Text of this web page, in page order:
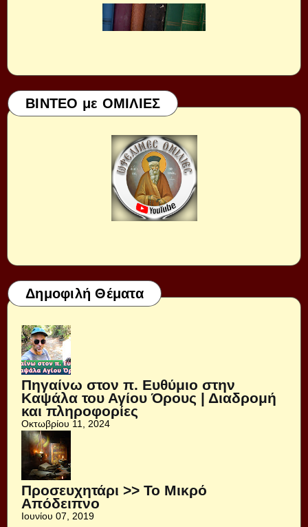
ΒΙΝΤΕΟ με ΟΜΙΛΙΕΣ
Δημοφιλή Θέματα
Πηγαίνω στον π. Ευθύμιο στην
Καψάλα του Αγίου Όρους | Διαδρομή
και πληροφορίες
Οκτωβρίου 11, 2024
Προσευχητάρι >> Το Μικρό
Απόδειπνο
Ιουνίου 07, 2019